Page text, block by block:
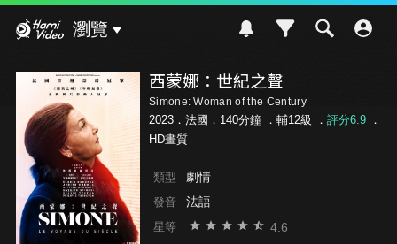
瀏覽
西蒙娜：世紀之聲
Simone: Woman of the Century
2023．法國．140分鐘 ． 輔12級 ． 評分6.9．
HD畫質
類型 劇情
發音 法語
星等 4.6